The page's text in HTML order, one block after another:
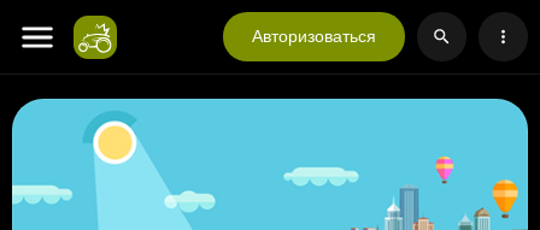
Авторизоваться